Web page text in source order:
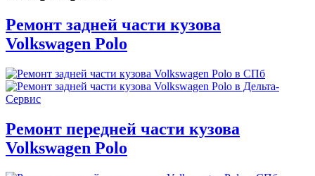
Ремонт задней части кузова
Volkswagen Polo
Ремонт передней части кузова
Volkswagen Polo